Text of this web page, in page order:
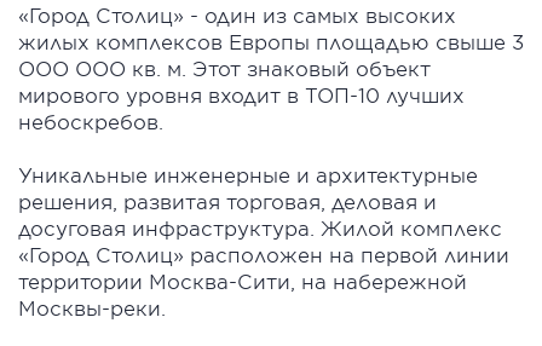
«Город Столиц» - один из самых высоких
жилых комплексов Европы площадью свыше 3
ООО ООО кв. м. Этот знаковый объект
мирового уровня входит в ТОП-10 лучших
небоскребов.
Уникальные инженерные и архитектурные
решения, развитая торговая, деловая и
досуговая инфраструктура. Жилой комплекс
«Город Столиц» расположен на первой линии
территории Москва-Сити, на набережной
Москвы-реки.